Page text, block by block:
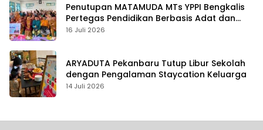
Penutupan MATAMUDA MTs YPPI Bengkalis
Pertegas Pendidikan Berbasis Adat dan
Karakter
16 Juli 2026
ARYADUTA Pekanbaru Tutup Libur Sekolah
dengan Pengalaman Staycation Keluarga
14 Juli 2026